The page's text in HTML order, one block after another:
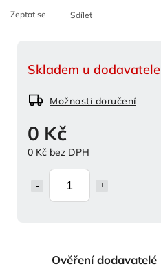
0 Kč
0 Kč bez DPH
Skladem u dodavatele
Možnosti doručení
Zeptat se Sdílet
Ověření dodavatelé